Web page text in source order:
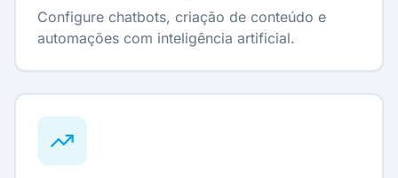
Configure chatbots, criação de conteúdo e
automações com inteligência artificial.